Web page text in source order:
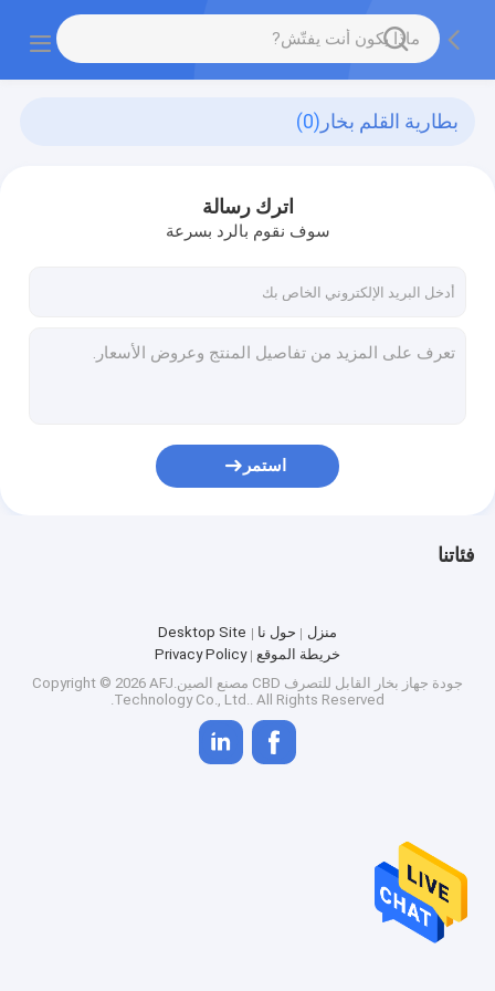
بطارية القلم بخار (0)
اترك رسالة
سوف نقوم بالرد بسرعة
استمر
فئاتنا
منزل حول نا
Desktop Site
خريطة الموقع
Privacy Policy
جودة جهاز بخار القابل للتصرف CBD
مصنع الصين.Copyright © 2026 AFJ
Technology Co., Ltd.. All Rights Reserved.